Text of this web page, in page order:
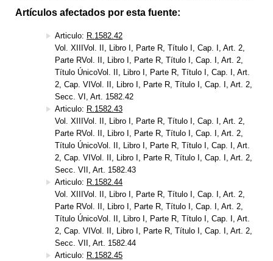
Artículos afectados por esta fuente:
Articulo: R.1582.42
Vol. XIIIVol. II, Libro I, Parte R, Título I, Cap. I, Art. 2,
Parte RVol. II, Libro I, Parte R, Título I, Cap. I, Art. 2,
Título ÚnicoVol. II, Libro I, Parte R, Título I, Cap. I, Art.
2, Cap. VIVol. II, Libro I, Parte R, Título I, Cap. I, Art. 2,
Secc. VI, Art. 1582.42
Articulo: R.1582.43
Vol. XIIIVol. II, Libro I, Parte R, Título I, Cap. I, Art. 2,
Parte RVol. II, Libro I, Parte R, Título I, Cap. I, Art. 2,
Título ÚnicoVol. II, Libro I, Parte R, Título I, Cap. I, Art.
2, Cap. VIVol. II, Libro I, Parte R, Título I, Cap. I, Art. 2,
Secc. VII, Art. 1582.43
Articulo: R.1582.44
Vol. XIIIVol. II, Libro I, Parte R, Título I, Cap. I, Art. 2,
Parte RVol. II, Libro I, Parte R, Título I, Cap. I, Art. 2,
Título ÚnicoVol. II, Libro I, Parte R, Título I, Cap. I, Art.
2, Cap. VIVol. II, Libro I, Parte R, Título I, Cap. I, Art. 2,
Secc. VII, Art. 1582.44
Articulo: R.1582.45